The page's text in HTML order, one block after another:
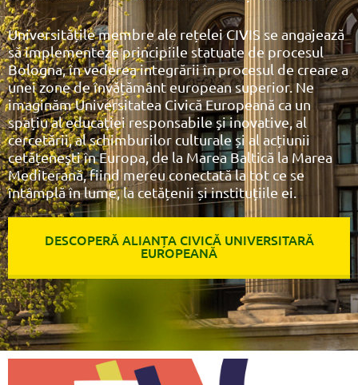
Universitățile membre ale rețelei CIVIS se angajează
să implementeze principiile statuate de procesul
Bologna, în vederea integrării în procesul de creare a
unei zone de învățământ european superior. Ne
imaginăm Universitatea Civică Europeană ca un
spațiu al educaţiei responsabile şi inovative, al
cercetării, al schimburilor culturale și al acțiunii
cetățeneşti în Europa, de la Marea Baltică la Marea
Mediterană, fiind mereu conectată la tot ce se
întâmplă în lume, la cetățenii și instituțiile ei.
DESCOPERĂ ALIANȚA CIVICĂ UNIVERSITARĂ
EUROPEANĂ